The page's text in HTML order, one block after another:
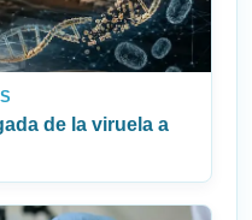
de la viruela a